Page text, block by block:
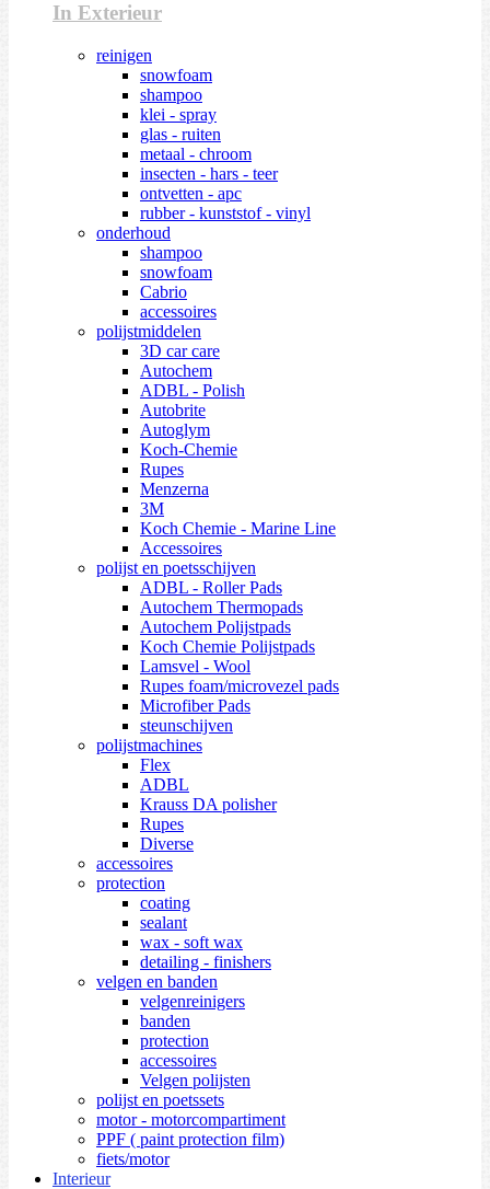
In Exterieur
reinigen
snowfoam
shampoo
klei - spray
glas - ruiten
metaal - chroom
insecten - hars - teer
ontvetten - apc
rubber - kunststof - vinyl
onderhoud
shampoo
snowfoam
Cabrio
accessoires
polijstmiddelen
3D car care
Autochem
ADBL - Polish
Autobrite
Autoglym
Koch-Chemie
Rupes
Menzerna
3M
Koch Chemie - Marine Line
Accessoires
polijst en poetsschijven
ADBL - Roller Pads
Autochem Thermopads
Autochem Polijstpads
Koch Chemie Polijstpads
Lamsvel - Wool
Rupes foam/microvezel pads
Microfiber Pads
steunschijven
polijstmachines
Flex
ADBL
Krauss DA polisher
Rupes
Diverse
accessoires
protection
coating
sealant
wax - soft wax
detailing - finishers
velgen en banden
velgenreinigers
banden
protection
accessoires
Velgen polijsten
polijst en poetssets
motor - motorcompartiment
PPF ( paint protection film)
fiets/motor
Interieur